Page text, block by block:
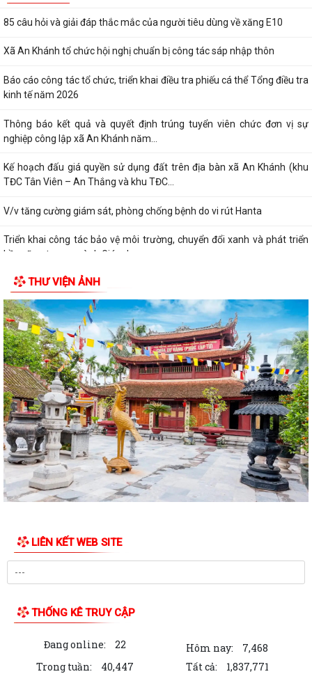
85 câu hỏi và giải đáp thắc mắc của người tiêu dùng về xăng E10
kinh tế năm 2026
nghiệp công lập xã An Khánh năm...
TĐC Tân Viên – An Thắng và khu TĐC...
bền vững trong ngành Giáo dục...
xét tuyển vòng 2 kỳ tuyển...
V/v chủ động triển khai các biện pháp đảm bảo nước sạch và vệ sinh
môi trường và phòng, chống dịch...
Các quyết định của UBND thành phố Hải Phòng về Công bố Danh mục
TTHC mới được ban hành, sửa đổi, bổ...
Thông báo thể lệ Cuộc thi vẽ tranh thiếu nhi hè 2026
V/v hưởng ứng Ngày Sáng tạo và Đổi mới sáng tạo thế giới 21/4/2026
V/v tăng cường quản lý các hoạt động TDTT, vui chơi dưới nước, mở
các lớp học bơi phòng, chống tai...
V/v tăng cường công tác truyền thông phòng, chống dịch bệnh do não
V/v cảnh báo thuốc tiêm điều trị dự phòng trước phơi nhiễm với HIV
chưa được cấp phép lưu hành tại...
Công văn triển khai Chương trình “Hiện diện trực tuyến với tên miền
Thông báo về việc công bố thông tin giá vật liệu xây dựng trên địa bàn
THƯ VIỆN ẢNH
LIÊN KẾT WEB SITE
THỐNG KÊ TRUY CẬP
Đang online: 22 Hôm nay:
7,468
Trong tuần:
40,447 Tất cả: 1,837,771